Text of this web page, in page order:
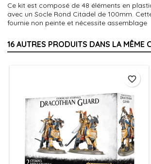
Ce kit est composé de 48 éléments en
avec un Socle Rond Citadel de 100mm.
fournie non peinte et nécessite assemblage
16 AUTRES PRODUITS DANS LA MÊME
favorite_border